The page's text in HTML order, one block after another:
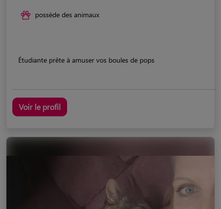
possède des animaux
Étudiante prête à amuser vos boules de pops
Voir le profil